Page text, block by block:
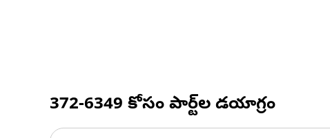
372-6349 కోసం పార్ట్‌ల డయాగ్రం